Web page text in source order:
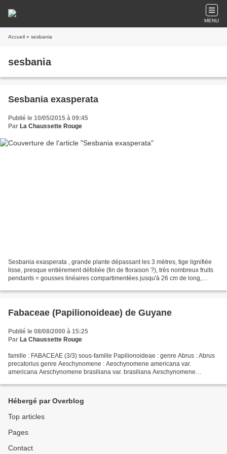
MENU
Accueil » sesbania
sesbania
Sesbania exasperata
Publié le 10/05/2015 à 09:45
Par La Chaussette Rouge
Sesbania exasperata , grande plante dépassant les 3 mètres, tige lignifiée
lisse, presque entièrement défoliée (fin de floraison ?), très nombreux fruits
pendants = gousses linéaires compartimentées jusqu'à 26 cm de long,
Fabaceae (Papilionoideae) de Guyane
Publié le 08/08/2000 à 15:25
Par La Chaussette Rouge
famille : FABACEAE (3/3) sous-famille Papilionoideae : genre Abrus : Abrus
precatorius genre Aeschynomene : Aeschynomene americana var.
americana Aeschynomene brasiliana var. brasiliana Aeschynomene
Hébergé par Overblog
Top articles
Pages
Contact